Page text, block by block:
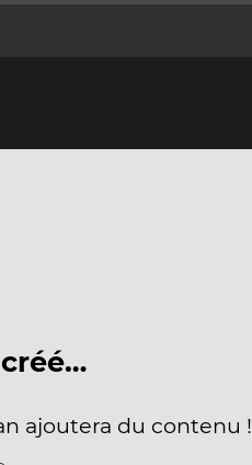
ajoutera du contenu !